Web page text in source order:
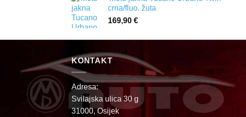
crna/fluo. žuta
169,90 €
KONTAKT
Adresa:
Svilajska ulica 30 g
31000, Osijek